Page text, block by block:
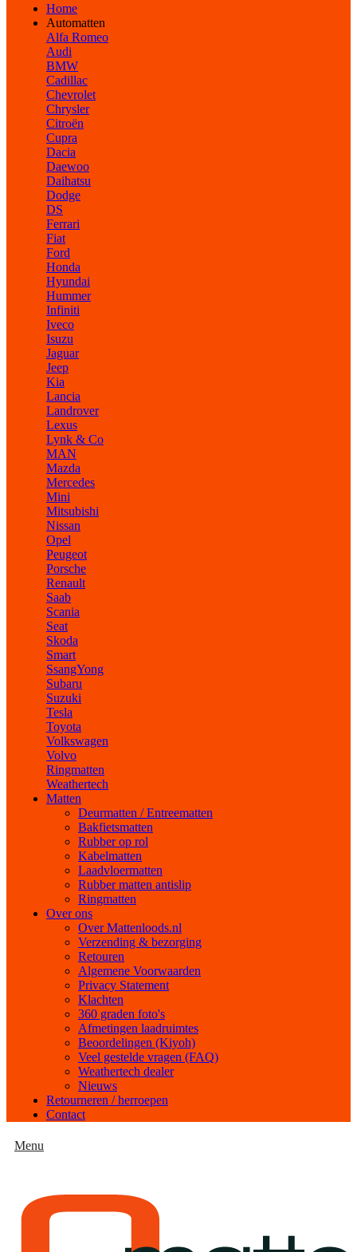
Home
Automatten
Alfa Romeo
Audi
BMW
Cadillac
Chevrolet
Chrysler
Citroën
Cupra
Dacia
Daewoo
Daihatsu
Dodge
DS
Ferrari
Fiat
Ford
Honda
Hyundai
Hummer
Infiniti
Iveco
Isuzu
Jaguar
Jeep
Kia
Lancia
Landrover
Lexus
Lynk & Co
MAN
Mazda
Mercedes
Mini
Mitsubishi
Nissan
Opel
Peugeot
Porsche
Renault
Saab
Scania
Seat
Skoda
Smart
SsangYong
Subaru
Suzuki
Tesla
Toyota
Volkswagen
Volvo
Ringmatten
Weathertech
Matten
Deurmatten / Entreematten
Bakfietsmatten
Rubber op rol
Kabelmatten
Laadvloermatten
Rubber matten antislip
Ringmatten
Over ons
Over Mattenloods.nl
Verzending & bezorging
Retouren
Algemene Voorwaarden
Privacy Statement
Klachten
360 graden foto's
Afmetingen laadruimtes
Beoordelingen (Kiyoh)
Veel gestelde vragen (FAQ)
Weathertech dealer
Nieuws
Retourneren / herroepen
Contact
Menu